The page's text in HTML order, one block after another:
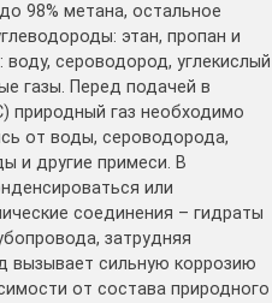
98% метана, остальное
этан, пропан и
сероводород, углекислый
газы. Перед подачей в
природный газ необходимо
от воды, сероводорода,
и другие примеси. В
или
соединения – гидраты
затрудняя
вызывает сильную коррозию
от состава природного